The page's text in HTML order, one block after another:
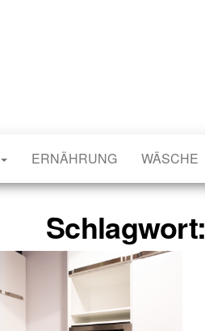
. .
ERNÄHRUNG WÄSCHE
Schlagwort: